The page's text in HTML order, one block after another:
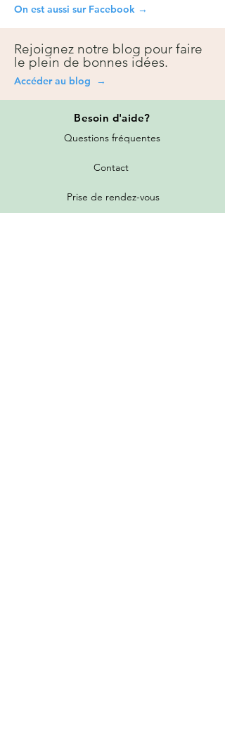
On est aussi sur Facebook →
Rejoignez notre blog pour faire
le plein de bonnes idées.
Accéder au blog →
Besoin d'aide?
Questions fréquentes
Contact
Prise de rendez-vous